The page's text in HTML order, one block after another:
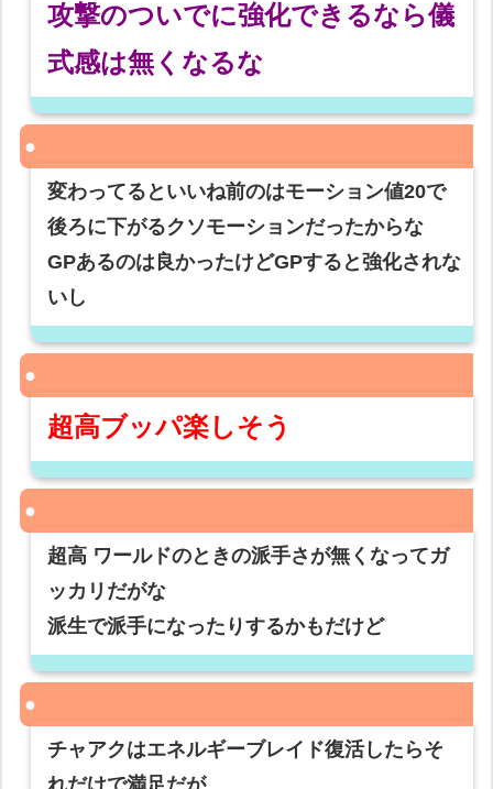
攻撃のついでに強化できるなら儀
式感は無くなるな
変わってるといいね前のはモーション値20で
後ろに下がるクソモーションだったからな
GPあるのは良かったけどGPすると強化されな
いし
超高ブッパ楽しそう
超高 ワールドのときの派手さが無くなってガ
ッカリだがな
派生で派手になったりするかもだけど
チャアクはエネルギーブレイド復活したらそ
れだけで満足だが